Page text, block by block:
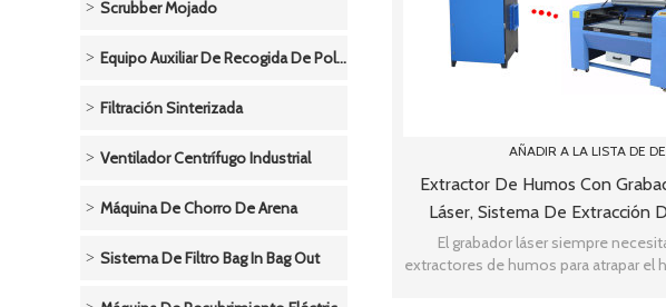
Scrubber Mojado
Equipo Auxiliar De Recogida De Polvo
Filtración Sinterizada
Ventilador Centrífugo Industrial
Máquina De Chorro De Arena
Sistema De Filtro Bag In Bag Out
AÑADIR A LA LISTA DE
Extractor De Humos Con
Láser, Sistema De Extracción
Humos Industrial
El grabador láser siempre
extractores de humos para atrapar el